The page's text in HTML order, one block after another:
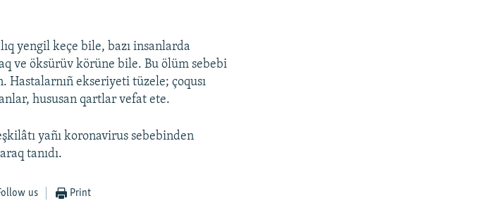
yengil keçe bile, bazı insanlarda
ve öksürüv körüne bile. Bu ölüm sebebi
ekseriyeti tüzele; çoqusı
hususan qartlar vefat ete.
yañı koronavirus sebebinden
tanıdı.
us Print